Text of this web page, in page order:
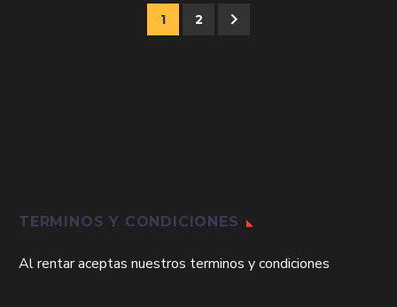
1 2
TERMINOS Y CONDICIONES
Al rentar aceptas nuestros terminos y condiciones